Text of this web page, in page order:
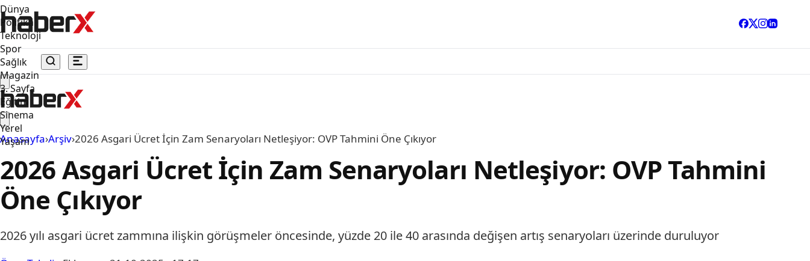
Dünya
Politika
Teknoloji
Spor
Sağlık
Magazin
3. Sayfa
Eğitim
Sinema
Yerel
Yaşam
Anasayfa›Arşiv›2026 Asgari Ücret İçin Zam Senaryoları Netleşiyor: OVP Tahmini Öne Çıkıyor
2026 Asgari Ücret İçin Zam Senaryoları Netleşiyor: OVP Tahmini
Öne Çıkıyor
2026 yılı asgari ücret zammına ilişkin görüşmeler öncesinde, yüzde 20 ile 40 arasında değişen artış senaryoları üzerinde duruluyor